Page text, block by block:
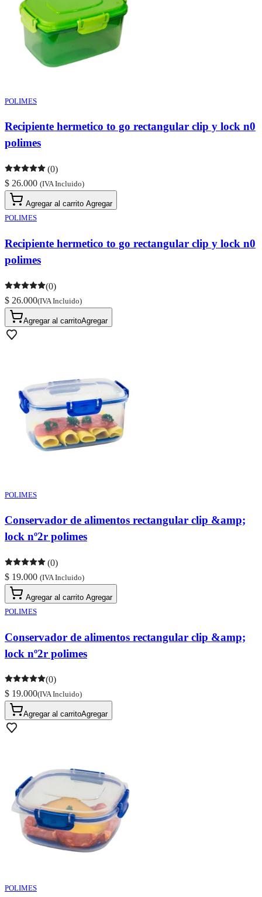
POLIMES
Recipiente hermetico to go rectangular clip y lock n0
polimes
(0)
$ 26.000 (IVA Incluido)
Agregar al carrito Agregar
POLIMES
Recipiente hermetico to go rectangular clip y lock n0
polimes
(0)
$ 26.000(IVA Incluido)
Agregar al carritoAgregar
POLIMES
Conservador de alimentos rectangular clip &amp;
lock nº2r polimes
(0)
$ 19.000 (IVA Incluido)
Agregar al carrito Agregar
POLIMES
Conservador de alimentos rectangular clip &amp;
lock nº2r polimes
(0)
$ 19.000(IVA Incluido)
Agregar al carritoAgregar
POLIMES